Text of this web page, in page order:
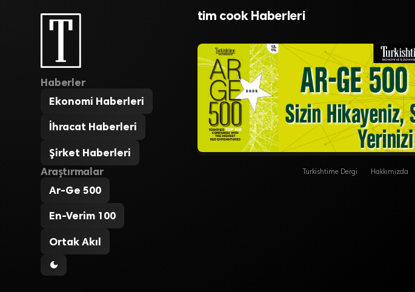
Haberler
Ekonomi Haberleri
İhracat Haberleri
Şirket Haberleri
Araştırmalar
Ar-Ge 500
En-Verim 100
Ortak Akıl
tim cook Haberleri
seviyor
Turkishtime Dergi Hakkımızda